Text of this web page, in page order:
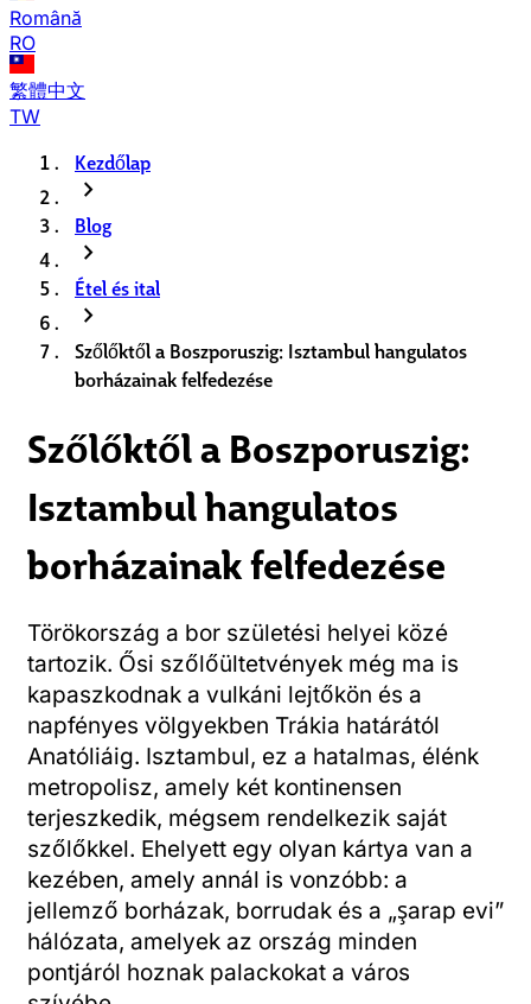
Română
RO
繁體中文
TW
Kezdőlap
chevron_right
Blog
chevron_right
Étel és ital
chevron_right
Szőlőktől a Boszporuszig: Isztambul hangulatos
borházainak felfedezése
Szőlőktől a Boszporuszig:
Isztambul hangulatos
borházainak felfedezése
Törökország a bor születési helyei közé
tartozik. Ősi szőlőültetvények még ma is
kapaszkodnak a vulkáni lejtőkön és a
napfényes völgyekben Trákia határától
Anatóliáig. Isztambul, ez a hatalmas, élénk
metropolisz, amely két kontinensen
terjeszkedik, mégsem rendelkezik saját
szőlőkkel. Ehelyett egy olyan kártya van a
kezében, amely annál is vonzóbb: a
jellemző borházak, borrudak és a „şarap evi”
hálózata, amelyek az ország minden
pontjáról hoznak palackokat a város